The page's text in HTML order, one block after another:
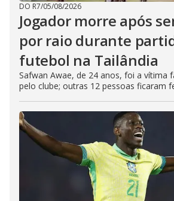
DO R7/05/08/2026
Jogador morre após
por raio durante
futebol na Tailândia
Safwan Awae, de 24 anos, foi a vítima
pelo clube; outras 12 pessoas ficaram